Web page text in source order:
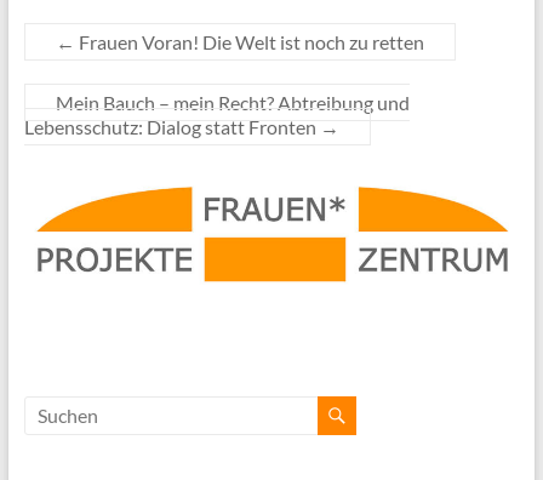
← Frauen Voran! Die Welt ist noch zu retten
Mein Bauch – mein Recht? Abtreibung und
Lebensschutz: Dialog statt Fronten →